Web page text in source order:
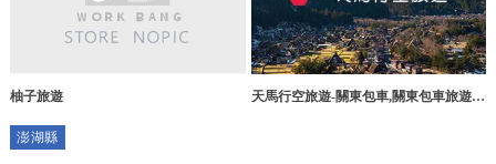
柚子旅遊
天馬行空旅遊-關東包車,關東包車旅遊,
澎湖縣